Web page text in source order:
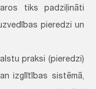
tiks padziļināti
pieredzi un
praksi (pieredzi)
izglītības sistēmā,